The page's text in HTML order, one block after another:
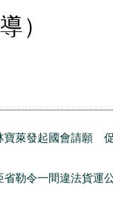
）
寶萊發起國會請願
省勒令一間違法貨運